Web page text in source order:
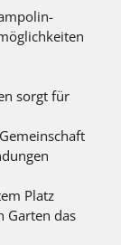
sorgt für
Platz
Garten das